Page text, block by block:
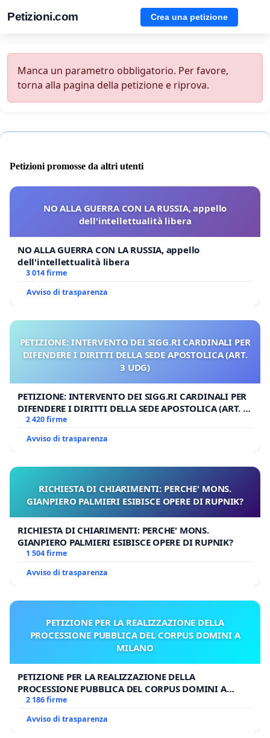
Petizioni.com Crea una petizione
Manca un parametro obbligatorio. Per favore,
torna alla pagina della petizione e riprova.
Petizioni promosse da altri utenti
NO ALLA GUERRA CON LA RUSSIA, appello
dell'intellettualità libera
NO ALLA GUERRA CON LA RUSSIA, appello
dell'intellettualità libera
3 014 firme
Avviso di trasparenza
PETIZIONE: INTERVENTO DEI SIGG.RI CARDINALI PER
DIFENDERE I DIRITTI DELLA SEDE APOSTOLICA (ART.
3 UDG)
PETIZIONE: INTERVENTO DEI SIGG.RI CARDINALI PER
DIFENDERE I DIRITTI DELLA SEDE APOSTOLICA (ART. 3
UDG)
2 420 firme
Avviso di trasparenza
RICHIESTA DI CHIARIMENTI: PERCHE' MONS.
GIANPIERO PALMIERI ESIBISCE OPERE DI RUPNIK?
RICHIESTA DI CHIARIMENTI: PERCHE' MONS.
GIANPIERO PALMIERI ESIBISCE OPERE DI RUPNIK?
1 504 firme
Avviso di trasparenza
PETIZIONE PER LA REALIZZAZIONE DELLA
PROCESSIONE PUBBLICA DEL CORPUS DOMINI A
MILANO
PETIZIONE PER LA REALIZZAZIONE DELLA
PROCESSIONE PUBBLICA DEL CORPUS DOMINI A
MILANO
2 186 firme
Avviso di trasparenza